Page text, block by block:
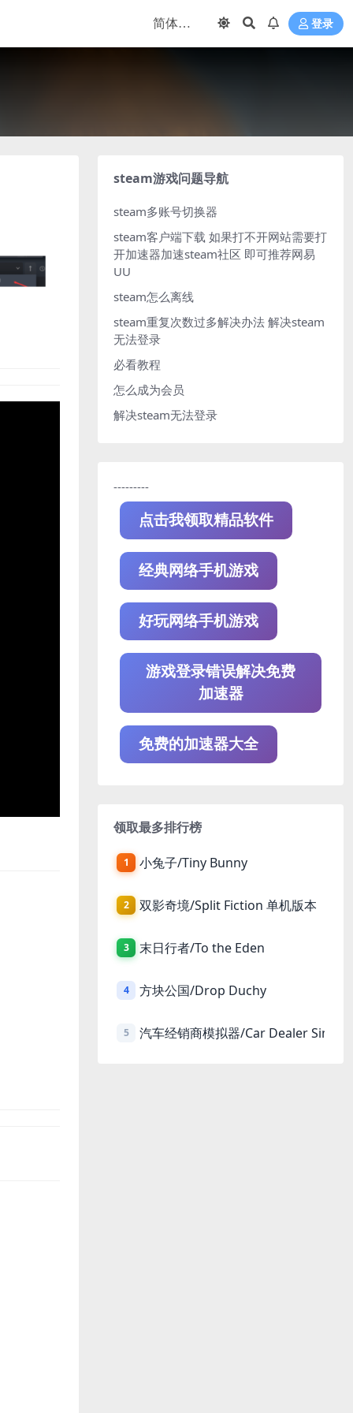
登录
steam游戏问题导航
steam多账号切换器
steam客户端下载 如果打不开网站需要打
开加速器加速steam社区 即可推荐网易
UU
steam怎么离线
steam重复次数过多解决办法 解决steam
无法登录
必看教程
怎么成为会员
解决steam无法登录
---------
点击我领取精品软件
经典网络手机游戏
好玩网络手机游戏
游戏登录错误解决免费
加速器
免费的加速器大全
领取最多排行榜
1 小兔子/Tiny Bunny
2 双影奇境/Split Fiction 单机版本
3 末日行者/To the Eden
4 方块公国/Drop Duchy
5 汽车经销商模拟器/Car Dealer